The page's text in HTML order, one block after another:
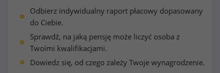
Odbierz indywidualny raport płacowy dopasowany
do Ciebie.
Sprawdź, na jaką pensję może liczyć osoba z
Twoimi kwalifikacjami.
Dowiedz się, od czego zależy Twoje wynagrodzenie.